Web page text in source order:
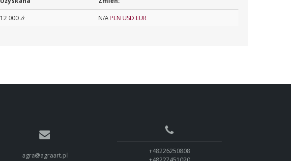
12 000 zł N/APLN USD EUR
agra@agraart.pl
+48226250808